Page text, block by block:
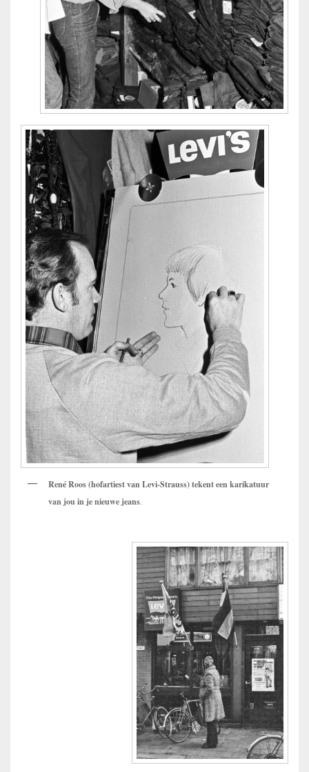
René Roos (hofartiest van Levi-Strauss) tekent een karikatuur
van jou in je nieuwe jeans.